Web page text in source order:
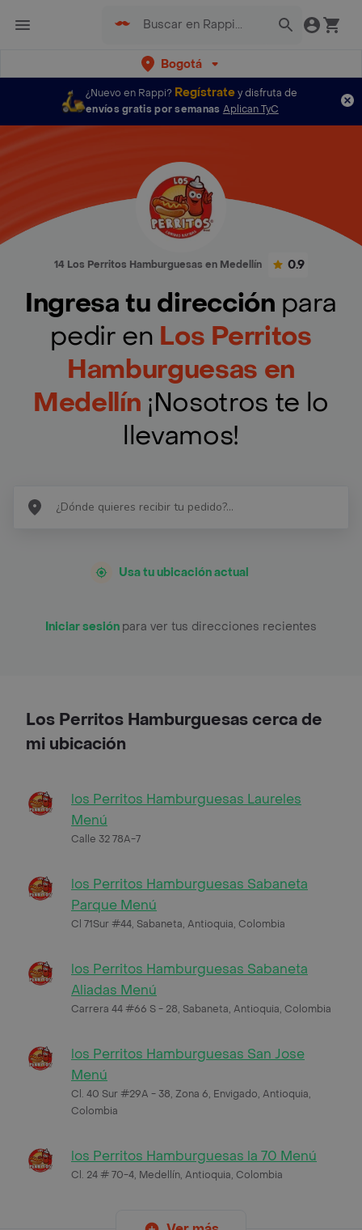
Bogotá
¿Nuevo en Rappi? Regístratey disfruta de
envíos gratis por semanas Aplican TyC
14 Los Perritos Hamburguesas en Medellín 0.9
Ingresa tu dirección para
pedir en Los Perritos
Hamburguesas en
Medellín ¡Nosotros te lo
llevamos!
Usa tu ubicación actual
Iniciar sesión para ver tus direcciones recientes
Los Perritos Hamburguesas cerca de
mi ubicación
los Perritos Hamburguesas Laureles
Menú
Calle 32 78A-7
los Perritos Hamburguesas Sabaneta
Parque Menú
Cl 71Sur #44, Sabaneta, Antioquia, Colombia
los Perritos Hamburguesas Sabaneta
Aliadas Menú
Carrera 44 #66 S - 28, Sabaneta, Antioquia, Colombia
los Perritos Hamburguesas San Jose
Menú
Cl. 40 Sur #29A - 38, Zona 6, Envigado, Antioquia,
Colombia
los Perritos Hamburguesas la 70 Menú
Cl. 24 # 70-4, Medellín, Antioquia, Colombia